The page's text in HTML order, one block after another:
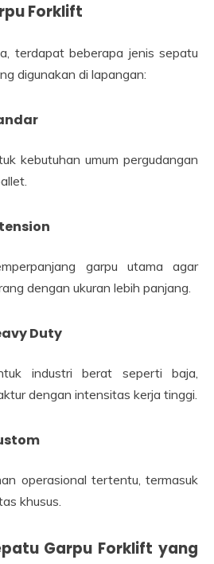
Forklift
terdapat beberapa jenis sepatu
digunakan di lapangan:
kebutuhan umum pergudangan
garpu utama agar
dengan ukuran lebih panjang.
Duty
industri berat seperti baja,
dengan intensitas kerja tinggi.
operasional tertentu, termasuk
khusus.
Garpu Forklift yang